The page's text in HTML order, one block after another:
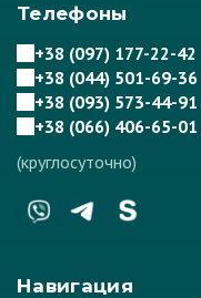
Телефоны
+38 (097) 177-22-42
+38 (044) 501-69-36
+38 (093) 573-44-91
+38 (066) 406-65-01
(круглосуточно)
Навигация